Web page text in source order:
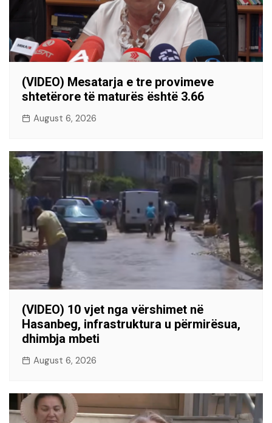
(VIDEO) Mesatarja e tre provimeve
shtetërore të maturës është 3.66
August 6, 2026
(VIDEO) 10 vjet nga vërshimet në
Hasanbeg, infrastruktura u përmirësua,
dhimbja mbeti
August 6, 2026